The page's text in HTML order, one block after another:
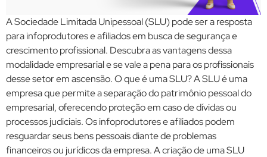
A Sociedade Limitada Unipessoal (SLU) pode ser a resposta
para infoprodutores e afiliados em busca de segurança e
crescimento profissional. Descubra as vantagens dessa
modalidade empresarial e se vale a pena para os profissionais
desse setor em ascensão. O que é uma SLU? A SLU é uma
empresa que permite a separação do patrimônio pessoal do
empresarial, oferecendo proteção em caso de dívidas ou
processos judiciais. Os infoprodutores e afiliados podem
resguardar seus bens pessoais diante de problemas
financeiros ou jurídicos da empresa. A criação de uma SLU